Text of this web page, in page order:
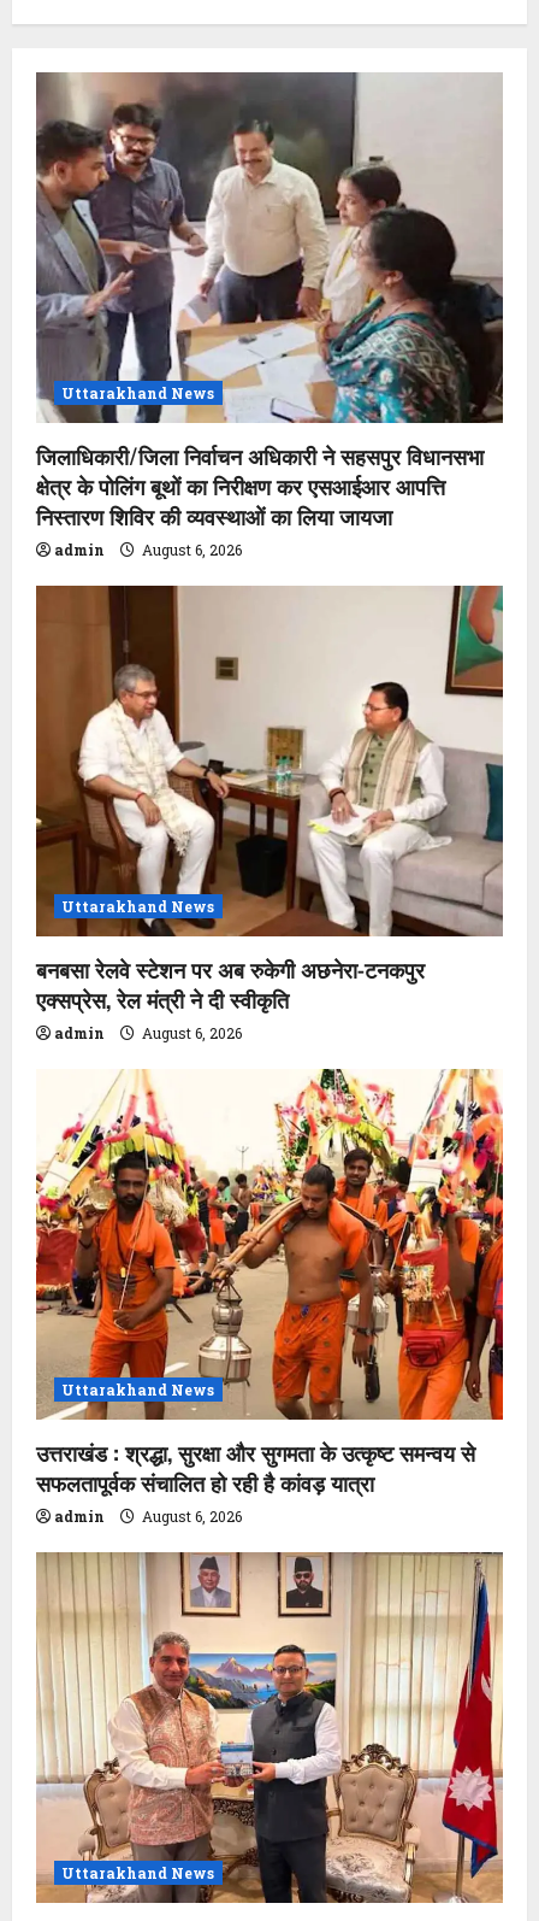
Uttarakhand News
जिलाधिकारी/जिला निर्वाचन अधिकारी ने सहसपुर विधानसभा
क्षेत्र के पोलिंग बूथों का निरीक्षण कर एसआईआर आपत्ति
निस्तारण शिविर की व्यवस्थाओं का लिया जायजा
admin August 6, 2026
Uttarakhand News
बनबसा रेलवे स्टेशन पर अब रुकेगी अछनेरा-टनकपुर
एक्सप्रेस, रेल मंत्री ने दी स्वीकृति
admin August 6, 2026
Uttarakhand News
उत्तराखंड : श्रद्धा, सुरक्षा और सुगमता के उत्कृष्ट समन्वय से
सफलतापूर्वक संचालित हो रही है कांवड़ यात्रा
admin August 6, 2026
Uttarakhand News